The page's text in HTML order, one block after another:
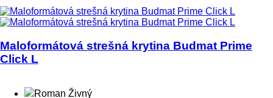
Maloformátová strešná krytina Budmat Prime
Click L